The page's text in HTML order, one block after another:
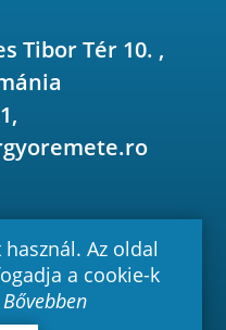
Tibor Tér 10. ,
- Minden jog
Az oldal
a cookie-k
Bővebben